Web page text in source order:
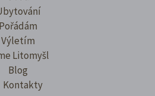
Pořádám
Výletím
Litomyšl
Blog
Kontakty